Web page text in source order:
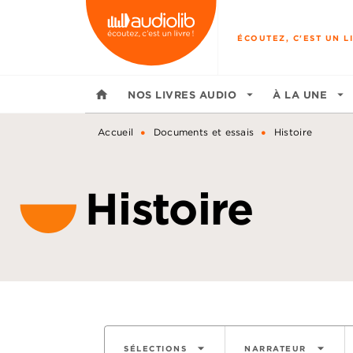
MENU RECHERCHE
ÉCOUTEZ, C'EST UN
home NOS LIVRES AUDIO arrow_drop_down À LA UNE arrow_drop_down
Accueil • Documents et essais • Histoire
Histoire
SÉLECTIONS arrow_drop_down NARRATEUR arrow_drop_down